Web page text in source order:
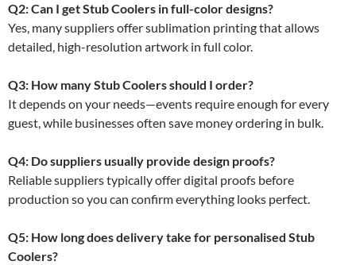
Q2: Can I get Stub Coolers in full-color designs?
Yes, many suppliers offer sublimation printing that allows
detailed, high-resolution artwork in full color.
Q3: How many Stub Coolers should I order?
It depends on your needs—events require enough for every
guest, while businesses often save money ordering in bulk.
Q4: Do suppliers usually provide design proofs?
Reliable suppliers typically offer digital proofs before
production so you can confirm everything looks perfect.
Q5: How long does delivery take for personalised Stub
Coolers?